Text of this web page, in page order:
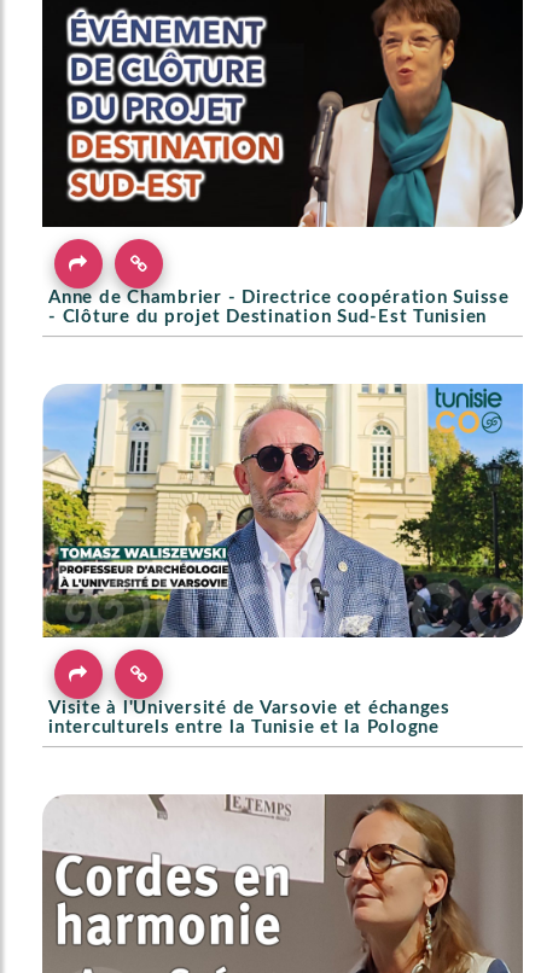
Anne de Chambrier - Directrice coopération Suisse
- Clôture du projet Destination Sud-Est Tunisien
Visite à l'Université de Varsovie et échanges
interculturels entre la Tunisie et la Pologne